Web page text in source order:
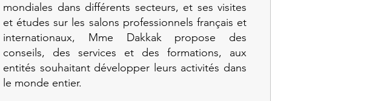
mondiales dans différents secteurs, et ses visites
et études sur les salons professionnels français et
internationaux, Mme Dakkak propose des
conseils, des services et des formations, aux
entités souhaitant développer leurs activités dans
le monde entier.